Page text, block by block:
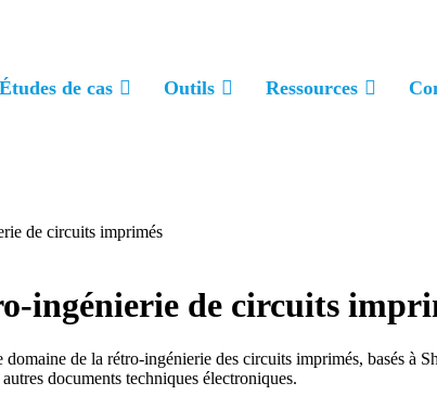
Études de cas Outils Ressources
de circuits imprimés
ingénierie de circuits
domaine de la rétro-ingénierie des circuits imprimés, basés
documents techniques électroniques.